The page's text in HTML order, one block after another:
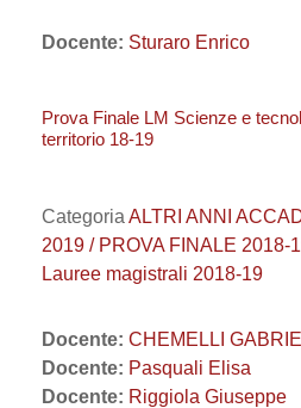
Docente: Sturaro Enrico
Prova Finale LM Scienze e
territorio 18-19
Categoria ALTRI ANNI
2019 / PROVA FINALE 2018-
Lauree magistrali 2018-19
Docente: CHEMELLI
Docente: Pasquali Elisa
Docente: Riggiola Giuseppe